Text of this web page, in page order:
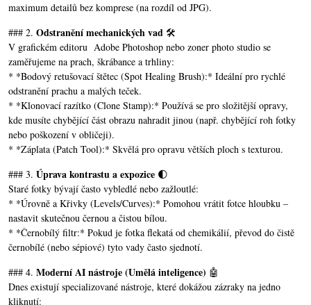
maximum detailů bez komprese (na rozdíl od JPG).
### 2. Odstranění mechanických vad 🛠️
V grafickém editoru Adobe Photoshop nebo zoner photo studio se
zaměřujeme na prach, škrábance a trhliny:
* *Bodový retušovací štětec (Spot Healing Brush):* Ideální pro rychlé
odstranění prachu a malých teček.
* *Klonovací razítko (Clone Stamp):* Používá se pro složitější opravy,
kde musíte chybějící část obrazu nahradit jinou (např. chybějící roh fotky
nebo poškození v obličeji).
* *Záplata (Patch Tool):* Skvělá pro opravu větších ploch s texturou.
### 3. Úprava kontrastu a expozice 🌓
Staré fotky bývají často vybledlé nebo zažloutlé:
* *Úrovně a Křivky (Levels/Curves):* Pomohou vrátit fotce hloubku –
nastavit skutečnou černou a čistou bílou.
* *Černobílý filtr:* Pokud je fotka flekatá od chemikálií, převod do čistě
černobílé (nebo sépiové) tyto vady často sjednotí.
### 4. Moderní AI nástroje (Umělá inteligence) 🤖
Dnes existují specializované nástroje, které dokážou zázraky na jedno
kliknutí: